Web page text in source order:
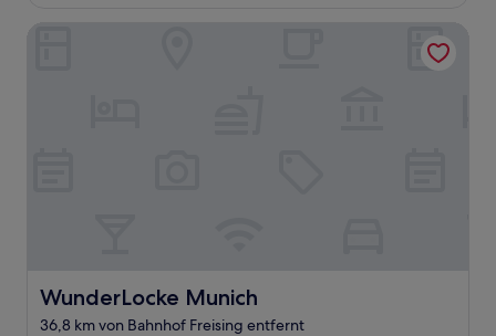
WunderLocke Munich
WunderLocke Munich
36,8 km von Bahnhof Freising entfernt